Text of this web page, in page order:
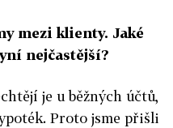
mezi klienty. Jaké
nejčastější?
je u běžných účtů,
Proto jsme přišli